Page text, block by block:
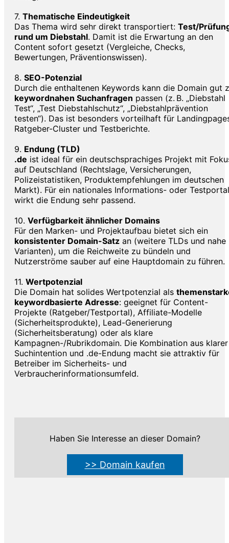
7. Thematische Eindeutigkeit
Das Thema wird sehr direkt transportiert: Test/
rund um Diebstahl. Damit ist die Erwartung an den
Content sofort gesetzt (Vergleiche, Checks,
Bewertungen, Präventionswissen).
8. SEO-Potenzial
Durch die enthaltenen Keywords kann die Domain gut
keywordnahen Suchanfragen passen (z. B. „Diebstahl
Test“, „Test Diebstahlschutz“, „Diebstahlprävention
testen“). Das ist besonders vorteilhaft für
Ratgeber-Cluster und Testberichte.
9. Endung (TLD)
.de ist ideal für ein deutschsprachiges Projekt mit
auf Deutschland (Rechtslage, Versicherungen,
Polizeistatistiken, Produktempfehlungen im deutschen
Markt). Für ein nationales Informations- oder Testportal
wirkt die Endung sehr passend.
10. Verfügbarkeit ähnlicher Domains
Für den Marken- und Projektaufbau bietet sich ein
konsistenter Domain-Satz an (weitere TLDs und nahe
Varianten), um die Reichweite zu bündeln und
Nutzerströme sauber auf eine Hauptdomain zu führen.
11. Wertpotenzial
Die Domain hat solides Wertpotenzial als
keywordbasierte Adresse: geeignet für Content-
Projekte (Ratgeber/Testportal), Affiliate-Modelle
(Sicherheitsprodukte), Lead-Generierung
(Sicherheitsberatung) oder als klare
Kampagnen-/Rubrikdomain. Die Kombination aus klarer
Suchintention und .de-Endung macht sie attraktiv für
Betreiber im Sicherheits- und
Verbraucherinformationsumfeld.
Haben Sie Interesse an dieser Domain?
>> Domain kaufen